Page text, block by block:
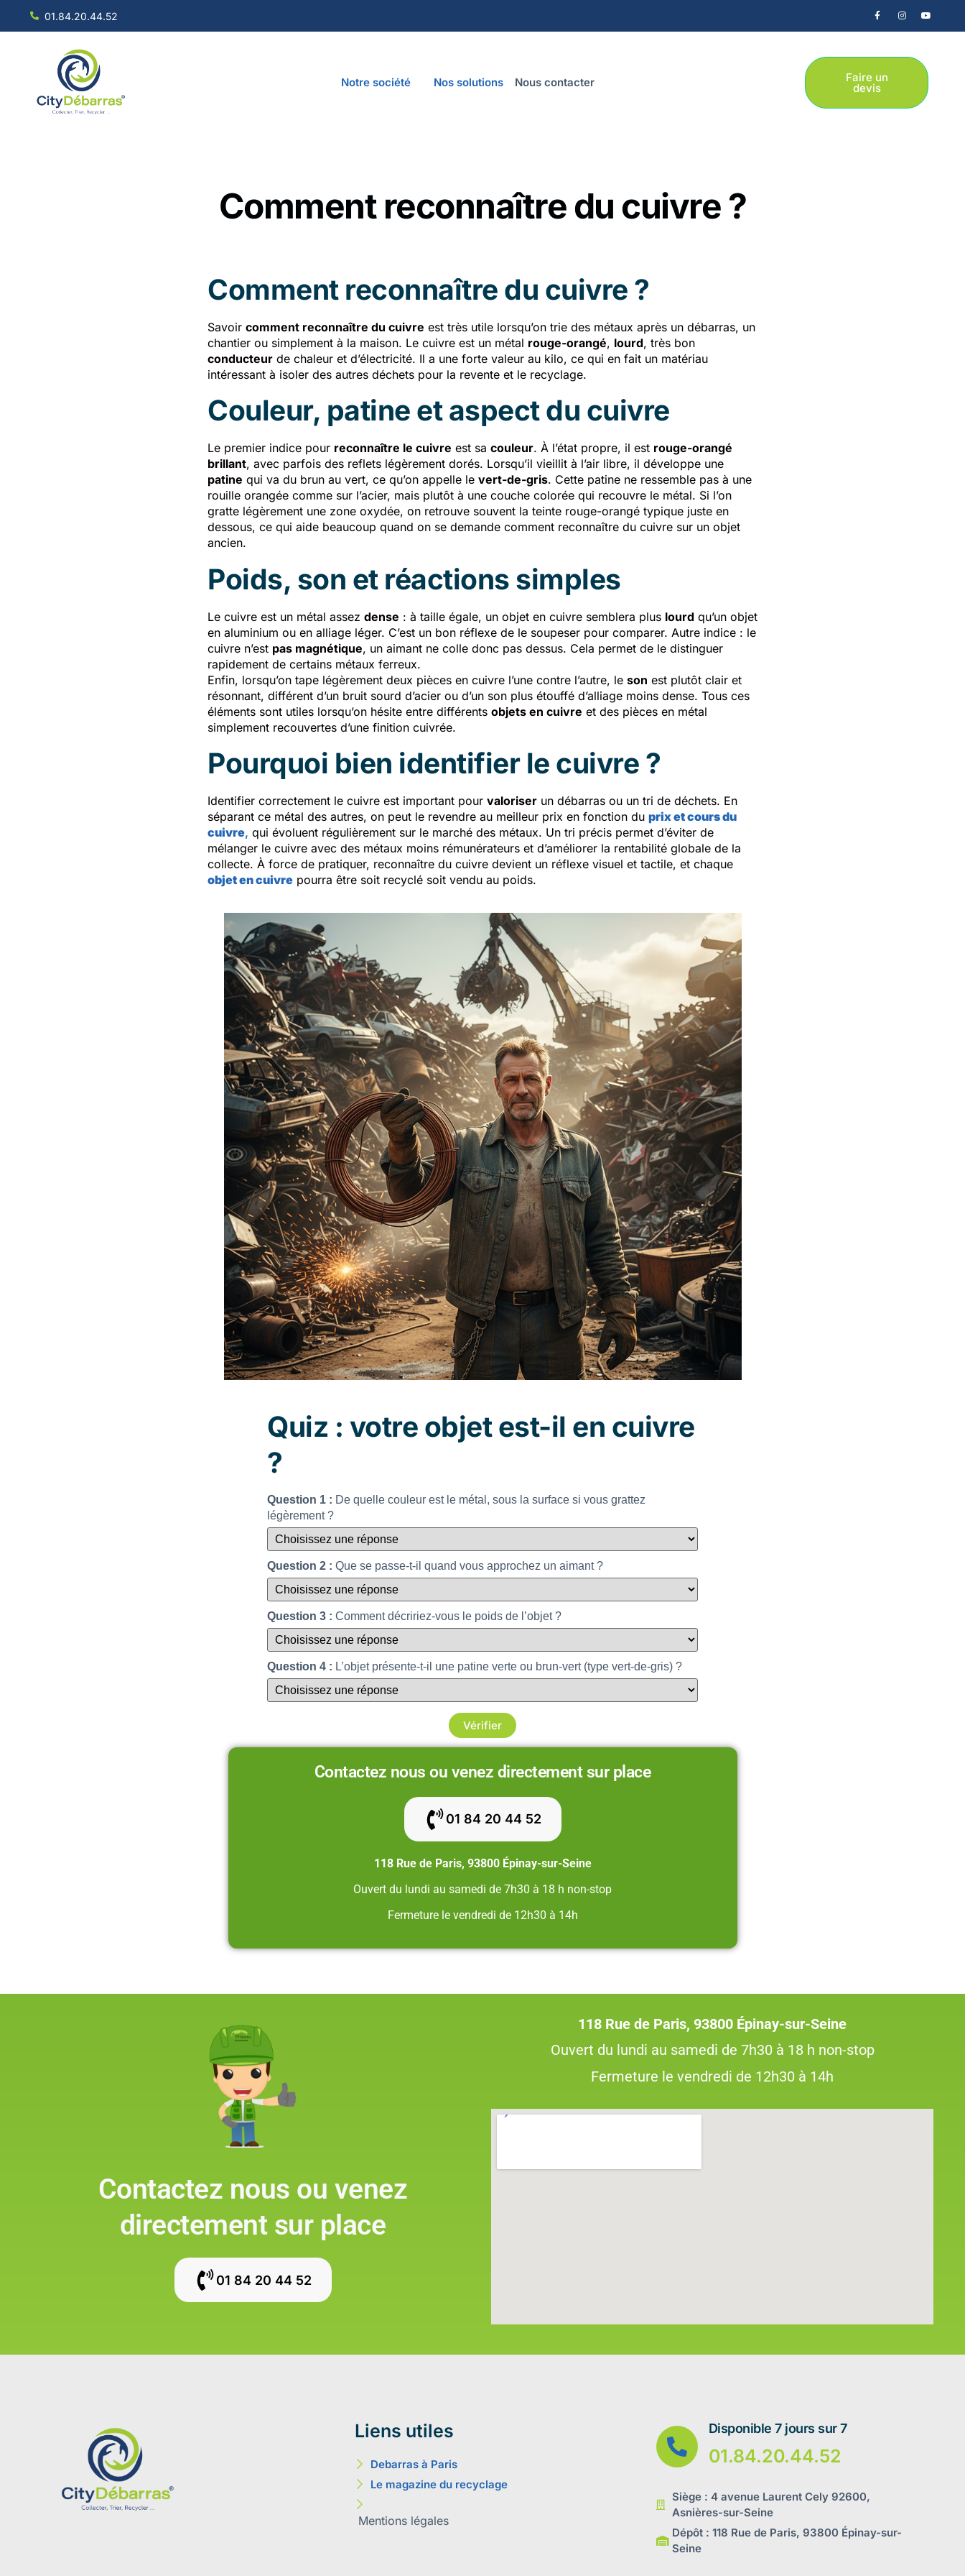
01.84.20.44.52
Notre société Nos solutions Nous contacter Faire un
devis
Comment reconnaître du cuivre ?
Comment reconnaître du cuivre ?
Savoir comment reconnaître du cuivre est très utile lorsqu’on trie des métaux après un débarras, un
chantier ou simplement à la maison. Le cuivre est un métal rouge-orangé, lourd, très bon
conducteur de chaleur et d’électricité. Il a une forte valeur au kilo, ce qui en fait un matériau
intéressant à isoler des autres déchets pour la revente et le recyclage.
Couleur, patine et aspect du cuivre
Le premier indice pour reconnaître le cuivre est sa couleur. À l’état propre, il est rouge-orangé
brillant, avec parfois des reflets légèrement dorés. Lorsqu’il vieillit à l’air libre, il développe une
patine qui va du brun au vert, ce qu’on appelle le vert-de-gris. Cette patine ne ressemble pas à une
rouille orangée comme sur l’acier, mais plutôt à une couche colorée qui recouvre le métal. Si l’on
gratte légèrement une zone oxydée, on retrouve souvent la teinte rouge-orangé typique juste en
dessous, ce qui aide beaucoup quand on se demande comment reconnaître du cuivre sur un objet
ancien.
Poids, son et réactions simples
Le cuivre est un métal assez dense : à taille égale, un objet en cuivre semblera plus lourd qu’un objet
en aluminium ou en alliage léger. C’est un bon réflexe de le soupeser pour comparer. Autre indice : le
cuivre n’est pas magnétique, un aimant ne colle donc pas dessus. Cela permet de le distinguer
rapidement de certains métaux ferreux.
Enfin, lorsqu’on tape légèrement deux pièces en cuivre l’une contre l’autre, le son est plutôt clair et
résonnant, différent d’un bruit sourd d’acier ou d’un son plus étouffé d’alliage moins dense. Tous ces
éléments sont utiles lorsqu’on hésite entre différents objets en cuivre et des pièces en métal
simplement recouvertes d’une finition cuivrée.
Pourquoi bien identifier le cuivre ?
Identifier correctement le cuivre est important pour valoriser un débarras ou un tri de déchets. En
séparant ce métal des autres, on peut le revendre au meilleur prix en fonction du prix et cours du
cuivre, qui évoluent régulièrement sur le marché des métaux. Un tri précis permet d’éviter de
mélanger le cuivre avec des métaux moins rémunérateurs et d’améliorer la rentabilité globale de la
collecte. À force de pratiquer, reconnaître du cuivre devient un réflexe visuel et tactile, et chaque
objet en cuivre pourra être soit recyclé soit vendu au poids.
Quiz : votre objet est-il en cuivre
?
Question 1 : De quelle couleur est le métal, sous la surface si vous grattez
légèrement ?
Question 2 : Que se passe-t-il quand vous approchez un aimant ?
Question 3 : Comment décririez-vous le poids de l’objet ?
Question 4 : L’objet présente-t-il une patine verte ou brun-vert (type vert-de-gris) ?
Vérifier
Contactez nous ou venez directement sur place
01 84 20 44 52
118 Rue de Paris, 93800 Épinay-sur-Seine
Ouvert du lundi au samedi de 7h30 à 18 h non-stop
Fermeture le vendredi de 12h30 à 14h
Contactez nous ou venez
directement sur place
01 84 20 44 52
118 Rue de Paris, 93800 Épinay-sur-Seine
Ouvert du lundi au samedi de 7h30 à 18 h non-stop
Fermeture le vendredi de 12h30 à 14h
Liens utiles
Debarras à Paris
Le magazine du recyclage
Mentions légales
Disponible 7 jours sur 7
01.84.20.44.52
Siège : 4 avenue Laurent Cely 92600,
Asnières-sur-Seine
Dépôt : 118 Rue de Paris, 93800 Épinay-sur-
Seine